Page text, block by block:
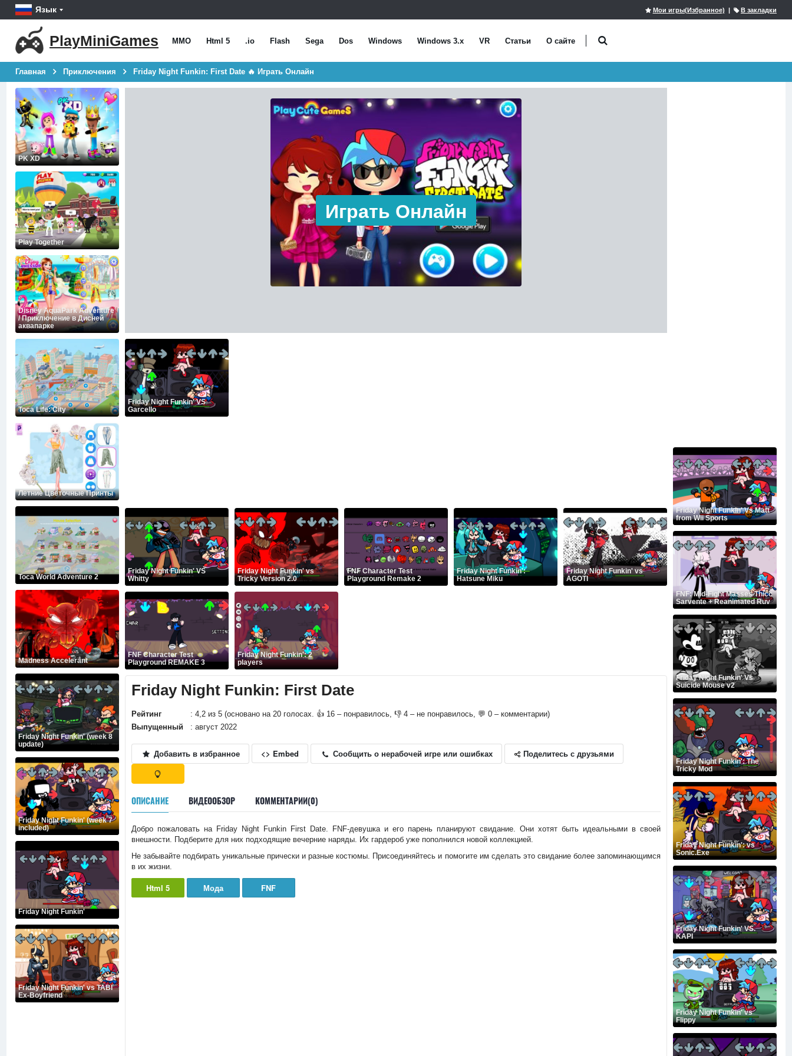
Язык Мои игры(Избранное) | В закладки
PlayMiniGames MMO Html 5 .io Flash Sega Dos Windows Windows 3.x VR Статьи О сайте
Главная Приключения Friday Night Funkin: First Date 🔥 Играть Онлайн
PK XD
Play Together
Disney AquaPark Adventure
/ Приключение в Дисней
аквапарке
Toca Life: City
Летние Цветочные Принты
Toca World Adventure 2
Madness Accelerant
Friday Night Funkin' (week 8
update)
Friday Night Funkin' (week 7
included)
Friday Night Funkin'
Friday Night Funkin' vs TABI
Ex-Boyfriend
Играть Онлайн
Friday Night Funkin' VS
Garcello
Friday Night Funkin' VS
Whitty
Friday Night Funkin' vs
Tricky Version 2.0
FNF Character Test
Playground Remake 2
Friday Night Funkin':
Hatsune Miku
Friday Night Funkin' vs
AGOTI
FNF Character Test
Playground REMAKE 3
Friday Night Funkin': 2
players
Friday Night Funkin: First Date
Рейтинг
: 4,2 из 5 (основано на 20 голосах. 👍 16 – понравилось, 👎 4 – не понравилось, 💬 0 – комментарии)
Выпущенный
: август 2022
Добавить в избранное <> Embed Сообщить о нерабочей игре или ошибках Поделитесь с друзьями
ОПИСАНИЕ ВИДЕООБЗОР КОММЕНТАРИИ(0)
Добро пожаловать на Friday Night Funkin First Date. FNF-девушка и его парень планируют свидание. Они хотят быть идеальными в своей
внешности. Подберите для них подходящие вечерние наряды. Их гардероб уже пополнился новой коллекцией.
Не забывайте подбирать уникальные прически и разные костюмы. Присоединяйтесь и помогите им сделать это свидание более запоминающимся
в их жизни.
Html 5 Мода FNF
Friday Night Funkin' Vs Matt
from Wii Sports
FNF: Mid-Fight Masses Thicc
Sarvente + Reanimated Ruv
Friday Night Funkin' Vs
Suicide Mouse v2
Friday Night Funkin': The
Tricky Mod
Friday Night Funkin': vs
Sonic.Exe
Friday Night Funkin' VS.
KAPI
Friday Night Funkin' vs
Flippy